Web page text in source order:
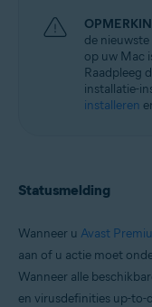
de
op uw Mac
Raadpleeg
installatie-
installeren
Statusmelding
Wanneer u Avast
aan of u actie moet
Wanneer alle
en virusdefinities up-to-